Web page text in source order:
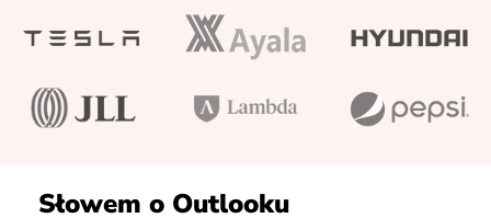
Słowem o Outlooku